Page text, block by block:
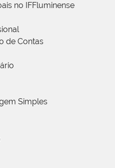
no IFFluminense
de Contas
Simples